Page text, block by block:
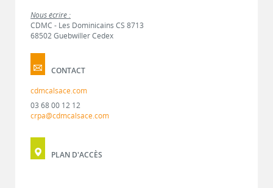
Nous écrire :
CDMC - Les Dominicains CS 8713
68502 Guebwiller Cedex
CONTACT
cdmcalsace.com
03 68 00 12 12
crpa@cdmcalsace.com
PLAN D'ACCÈS